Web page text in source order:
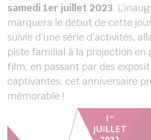
samedi 1er juillet 2023.
marquera le début de cette
suivie d’une série d’activités,
piste familial à la projection en
film, en passant par des
captivantes, cet anniversaire
mémorable !